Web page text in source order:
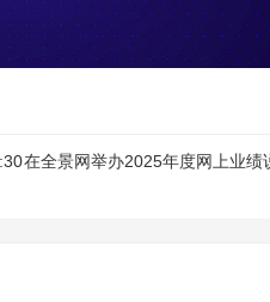
:30在全景网举办2025年度网上业绩